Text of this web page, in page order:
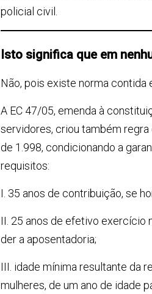
policial civil.
Isto significa que em
Não, pois existe norma contida
A EC 47/05, emenda à
servidores, criou também
de 1.998, condicionando a
requisitos:
I. 35 anos de contribuição, se
II. 25 anos de efetivo exercício
der a aposentadoria;
III. idade mínima resultante da
mulheres, de um ano de idade